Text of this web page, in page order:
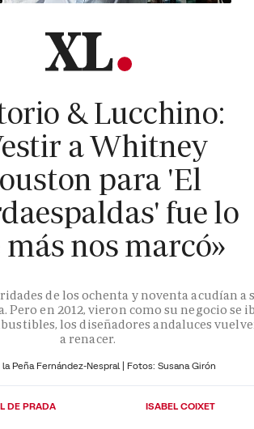
& Lucchino:
a Whitney
para 'El
fue lo
más nos marcó»
de los ochenta y noventa acudían a
Pero en 2012, vieron como su negocio se
los diseñadores andaluces
a renacer.
la Peña Fernández-Nespral | Fotos: Susana Girón
DE PRADA ISABEL COIXET